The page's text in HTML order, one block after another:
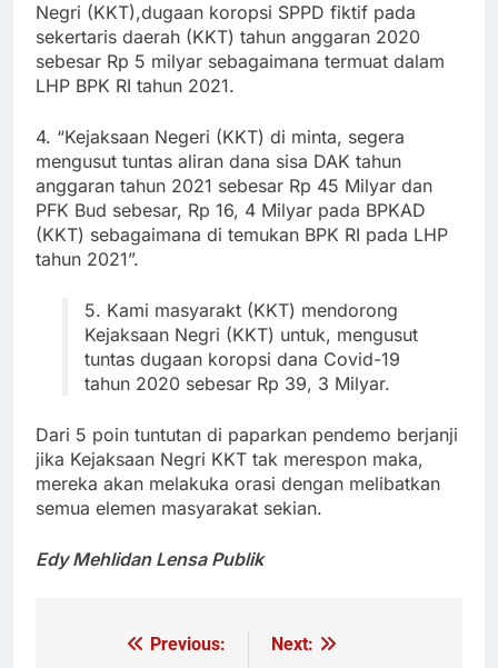
Negri (KKT),dugaan koropsi SPPD fiktif pada
sekertaris daerah (KKT) tahun anggaran 2020
sebesar Rp 5 milyar sebagaimana termuat dalam
LHP BPK RI tahun 2021.
4. “Kejaksaan Negeri (KKT) di minta, segera
mengusut tuntas aliran dana sisa DAK tahun
anggaran tahun 2021 sebesar Rp 45 Milyar dan
PFK Bud sebesar, Rp 16, 4 Milyar pada BPKAD
(KKT) sebagaimana di temukan BPK RI pada LHP
tahun 2021”.
5. Kami masyarakt (KKT) mendorong
Kejaksaan Negri (KKT) untuk, mengusut
tuntas dugaan koropsi dana Covid-19
tahun 2020 sebesar Rp 39, 3 Milyar.
Dari 5 poin tuntutan di paparkan pendemo berjanji
jika Kejaksaan Negri KKT tak merespon maka,
mereka akan melakuka orasi dengan melibatkan
semua elemen masyarakat sekian.
Edy Mehlidan Lensa Publik
NavigasiPrevious:
Next: